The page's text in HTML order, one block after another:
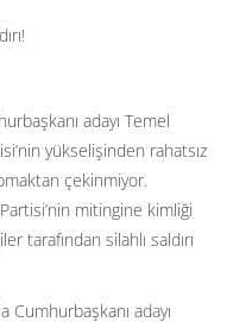
adayı Temel
yükselişinden rahatsız
çekinmiyor.
mitingine kimliği
tarafından silahlı saldırı
adayı